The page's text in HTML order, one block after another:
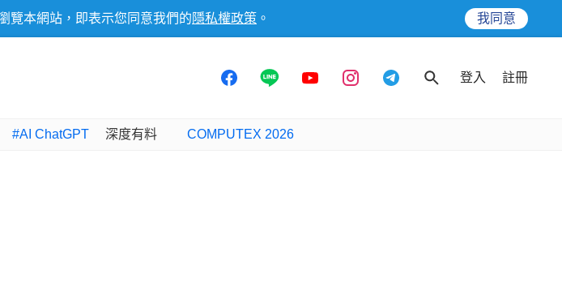
覽本網站，即表示您同意我們的 隱私權政策 。 我同意
登入 註冊
#AI ChatGPT 深度有料 COMPUTEX 2026